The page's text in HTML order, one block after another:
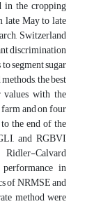
in the cropping
late May to late
Switzerland
discrimination
‎segment sugar
the best
with the
and on four
the end of the
and ‎RGBVI
Calvard
in
of NRMSE and
method ‎were